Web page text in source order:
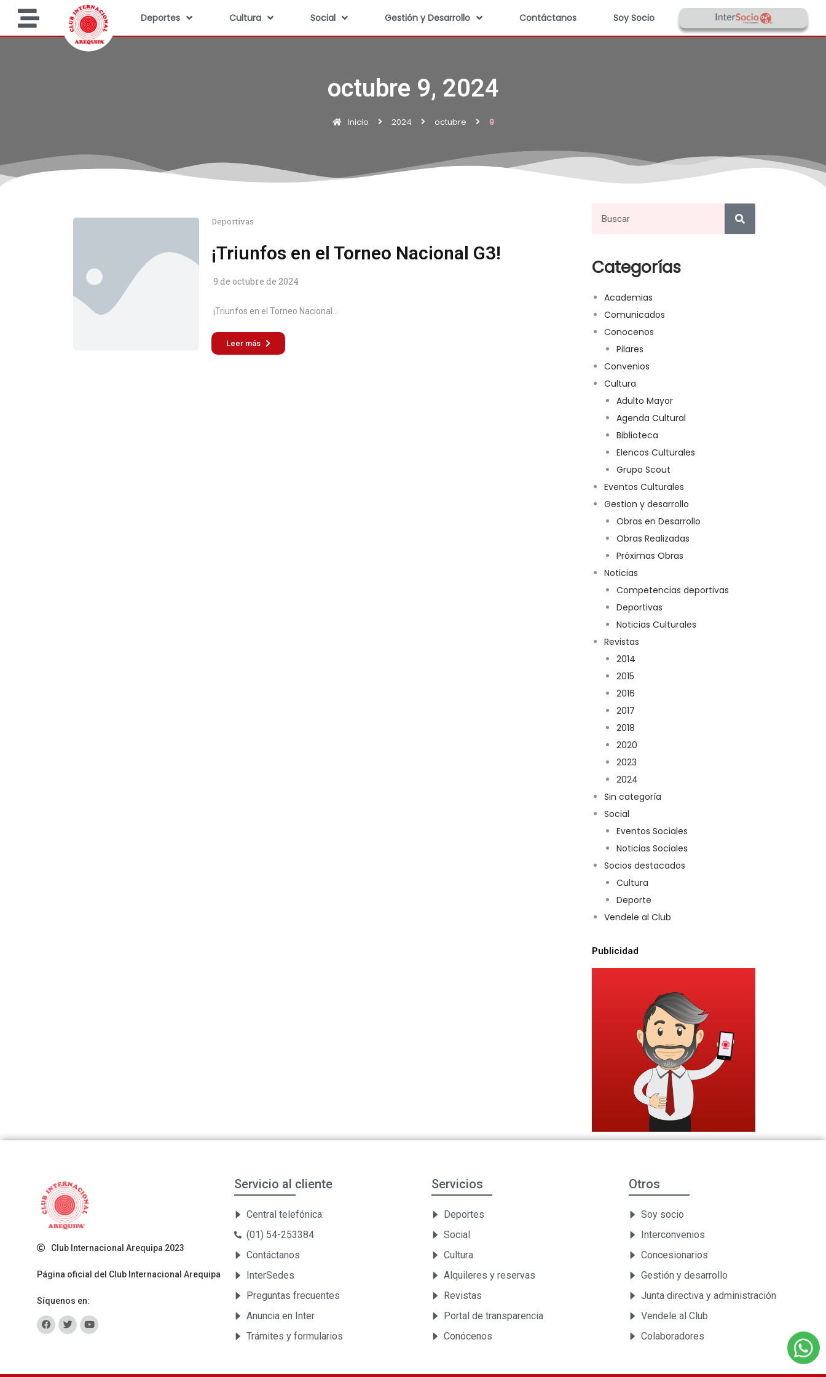
Deportes Cultura Social Gestión y Desarrollo Contáctanos Soy Socio
octubre 9, 2024
Inicio 2024 octubre 9
Deportivas
¡Triunfos en el Torneo Nacional G3!
9 de octubre de 2024
¡Triunfos en el Torneo Nacional...
Leer más
Categorías
Academias
Comunicados
Conocenos
Pilares
Convenios
Cultura
Adulto Mayor
Agenda Cultural
Biblioteca
Elencos Culturales
Grupo Scout
Eventos Culturales
Gestion y desarrollo
Obras en Desarrollo
Obras Realizadas
Próximas Obras
Noticias
Competencias deportivas
Deportivas
Noticias Culturales
Revistas
2014
2015
2016
2017
2018
2020
2023
2024
Sin categoría
Social
Eventos Sociales
Noticias Sociales
Socios destacados
Cultura
Deporte
Vendele al Club
Publicidad
Club Internacional Arequipa 2023
Página oficial del Club Internacional Arequipa
Síquenos en:
Servicio al cliente
Central telefónica:
(01) 54-253384
Contáctanos
InterSedes
Preguntas frecuentes
Anuncia en Inter
Trámites y formularios
Servicios
Deportes
Social
Cultura
Alquileres y reservas
Revistas
Portal de transparencia
Conócenos
Otros
Soy socio
Interconvenios
Concesionarios
Gestión y desarrollo
Junta directiva y administración
Vendele al Club
Colaboradores